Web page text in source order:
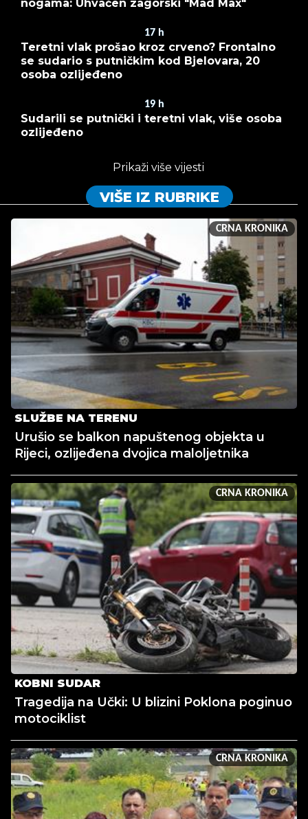
nogama: Uhvaćen zagorski "Mad Max"
17 h
Teretni vlak prošao kroz crveno? Frontalno
se sudario s putničkim kod Bjelovara, 20
osoba ozlijeđeno
19 h
Sudarili se putnički i teretni vlak, više osoba
ozlijeđeno
Prikaži više vijesti
VIŠE IZ RUBRIKE
CRNA KRONIKA
SLUŽBE NA TERENU
Urušio se balkon napuštenog objekta u
Rijeci, ozlijeđena dvojica maloljetnika
CRNA KRONIKA
KOBNI SUDAR
Tragedija na Učki: U blizini Poklona poginuo
motociklist
CRNA KRONIKA